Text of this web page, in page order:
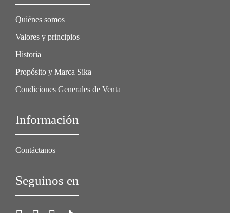
Quiénes somos
Valores y principios
Historia
Propósito y Marca Sika
Condiciones Generales de Venta
Información
Contáctanos
Seguinos en